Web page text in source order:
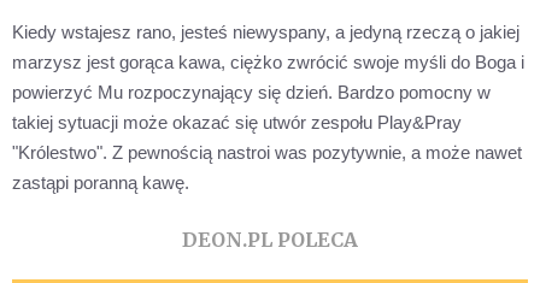
Kiedy wstajesz rano, jesteś niewyspany, a jedyną rzeczą o jakiej
marzysz jest gorąca kawa, ciężko zwrócić swoje myśli do Boga i
powierzyć Mu rozpoczynający się dzień. Bardzo pomocny w
takiej sytuacji może okazać się utwór zespołu Play&Pray
"Królestwo". Z pewnością nastroi was pozytywnie, a może nawet
zastąpi poranną kawę.
DEON.PL POLECA